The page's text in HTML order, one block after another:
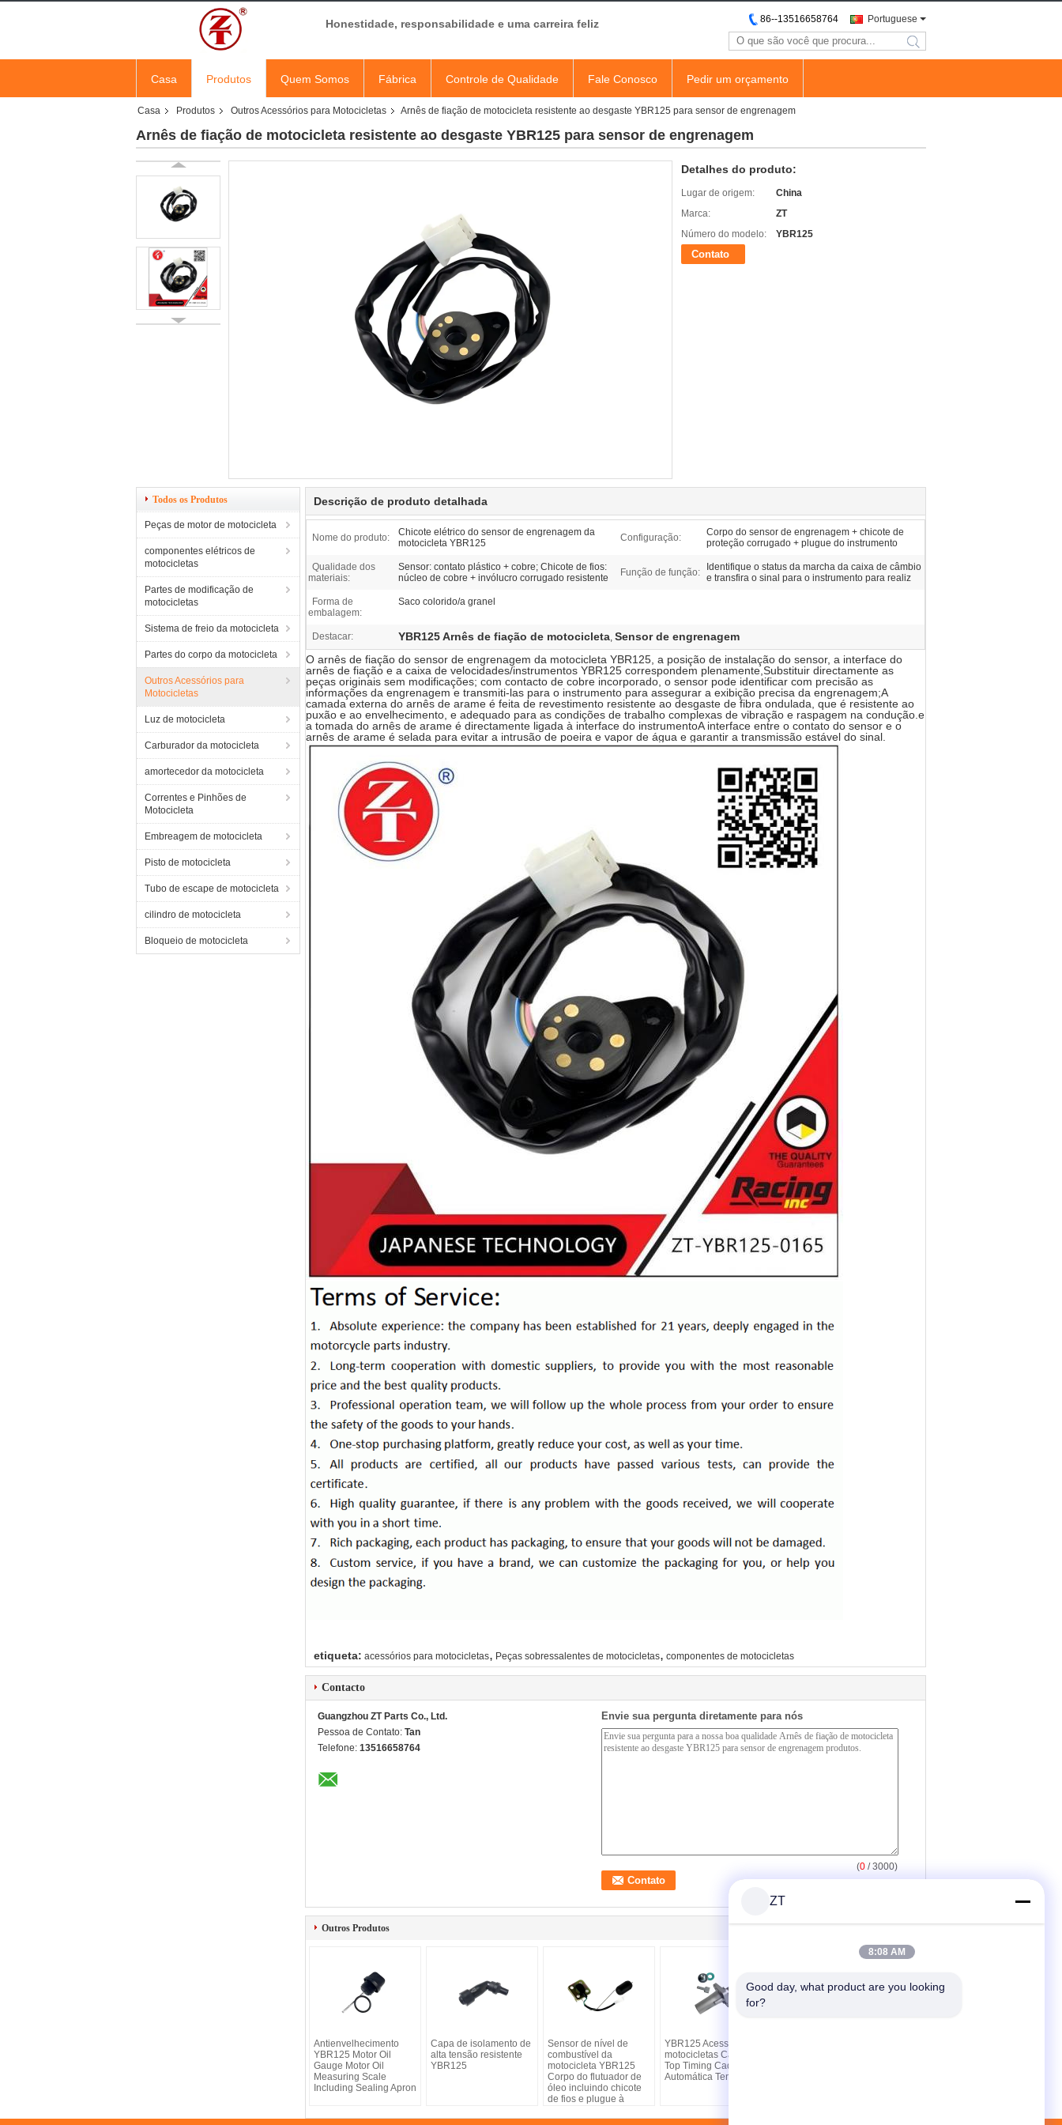
Honestidade, responsabilidade e uma carreira feliz Portuguese
86--13516658764
search
Casa Produtos Quem Somos Fábrica Controle de Qualidade Fale Conosco Pedir um orçamento
Casa Produtos Outros Acessórios para Motocicletas Arnês de fiação de motocicleta resistente ao desgaste YBR125 para sensor de engrenagem
Arnês de fiação de motocicleta resistente ao desgaste YBR125 para sensor de engrenagem
Detalhes do produto:
Lugar de origem:
China
Marca:
ZT
Número do modelo:
YBR125
Contato
Todos os Produtos
Peças de motor de motocicleta
componentes elétricos de
motocicletas
Partes de modificação de
motocicletas
Sistema de freio da motocicleta
Partes do corpo da motocicleta
Outros Acessórios para
Motocicletas
Luz de motocicleta
Carburador da motocicleta
amortecedor da motocicleta
Correntes e Pinhões de
Motocicleta
Embreagem de motocicleta
Pisto de motocicleta
Tubo de escape de motocicleta
cilindro de motocicleta
Bloqueio de motocicleta
Descrição de produto detalhada
Nome do produto:
Chicote elétrico do sensor de engrenagem da
motocicleta YBR125
Configuração:
Corpo do sensor de engrenagem + chicote de
proteção corrugado + plugue do instrumento
Qualidade dos
materiais:
Sensor: contato plástico + cobre; Chicote de fios:
núcleo de cobre + invólucro corrugado resistente
Função de função:
Identifique o status da marcha da caixa de câmbio
e transfira o sinal para o instrumento para realiz
Forma de
embalagem:
Saco colorido/a granel
Destacar: YBR125 Arnês de fiação de motocicleta, Sensor de engrenagem
O arnês de fiação do sensor de engrenagem da motocicleta YBR125, a posição de instalação do sensor, a interface do
arnês de fiação e a caixa de velocidades/instrumentos YBR125 correspondem plenamente,Substituir directamente as
peças originais sem modificações; com contacto de cobre incorporado, o sensor pode identificar com precisão as
informações da engrenagem e transmiti-las para o instrumento para assegurar a exibição precisa da engrenagem;A
camada externa do arnês de arame é feita de revestimento resistente ao desgaste de fibra ondulada, que é resistente ao
puxão e ao envelhecimento, e adequado para as condições de trabalho complexas de vibração e raspagem na condução.e
a tomada do arnês de arame é directamente ligada à interface do instrumentoA interface entre o contato do sensor e o
arnês de arame é selada para evitar a intrusão de poeira e vapor de água e garantir a transmissão estável do sinal.
etiqueta: acessórios para motocicletas, Peças sobressalentes de motocicletas, componentes de motocicletas
Contacto
Guangzhou ZT Parts Co., Ltd.
Pessoa de Contato: Tan
Telefone: 13516658764
Envie sua pergunta diretamente para nós
(0 / 3000)
Outros Produtos
Antienvelhecimento
YBR125 Motor Oil
Gauge Motor Oil
Measuring Scale
Including Sealing Apron
Capa de isolamento de
alta tensão resistente
YBR125
Sensor de nível de
combustível da
motocicleta YBR125
Corpo do flutuador de
óleo incluindo chicote
de fios e plugue à
YBR125 Acessórios de
motocicletas Cadeia
Top Timing Cadeia
Automática Tensor
ZT
8:08 AM
Good day, what product are you looking
for?